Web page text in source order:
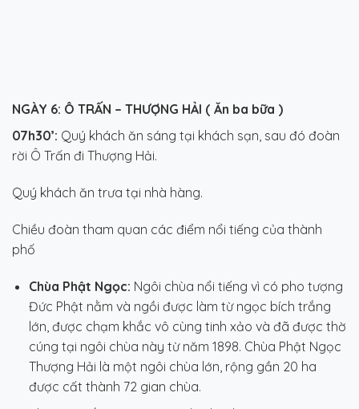
NGÀY 6: Ô TRẤN – THƯỢNG HẢI ( Ăn ba bữa )
07h30’: Quý khách ăn sáng tại khách sạn, sau đó đoàn
rời Ô Trấn đi Thượng Hải.
Quý khách ăn trưa tại nhà hàng.
Chiều đoàn tham quan các điểm nổi tiếng của thành
phố
Chùa Phật Ngọc: Ngôi chùa nổi tiếng vì có pho tượng
Đức Phật nằm và ngồi được làm từ ngọc bích trắng
lớn, được chạm khắc vô cùng tinh xảo và đã được thờ
cúng tại ngôi chùa này từ năm 1898. Chùa Phật Ngọc
Thượng Hải là một ngôi chùa lớn, rộng gần 20 ha
được cất thành 72 gian chùa.